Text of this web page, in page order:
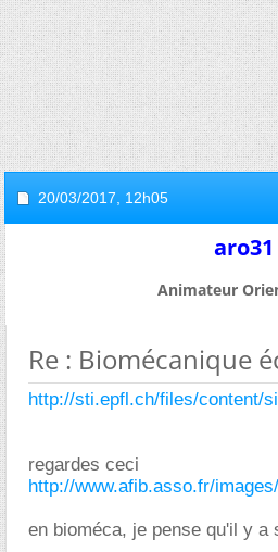
20/03/2017, 12h05
aro31
Animateur
Re : Biomécanique
http://sti.epfl.ch/files/content/
regardes ceci
http://www.afib.asso.fr/
en bioméca, je pense qu'il y a